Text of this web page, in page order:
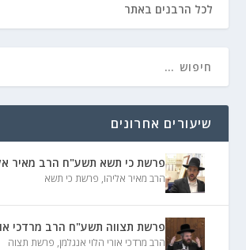
לכל הרבנים באתר
שיעורים אחרונים
פרשת כי תשא תשע"ח הרב מאיר
הרב מאיר אליהו, פרשת כי תשא
פרשת תצווה תשע"ח הרב מרדכי
הרב מרדכי אורי הלוי אנגלמן, פרשת תצוה